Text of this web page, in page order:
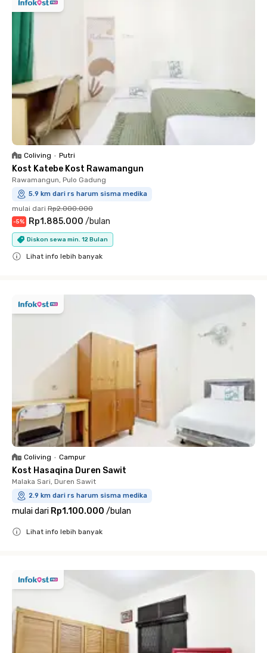
Coliving • Putri
Kost Katebe Kost Rawamangun
Rawamangun, Pulo Gadung
5.9 km dari rs harum sisma medika
mulai dari Rp2.000.000
-5% Rp1.885.000 /bulan
Diskon sewa min. 12 Bulan
Lihat info lebih banyak
Coliving • Campur
Kost Hasaqina Duren Sawit
Malaka Sari, Duren Sawit
2.9 km dari rs harum sisma medika
mulai dari Rp1.100.000 /bulan
Lihat info lebih banyak